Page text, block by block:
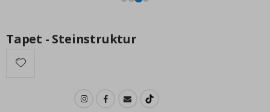
Tapet - Steinstruktur